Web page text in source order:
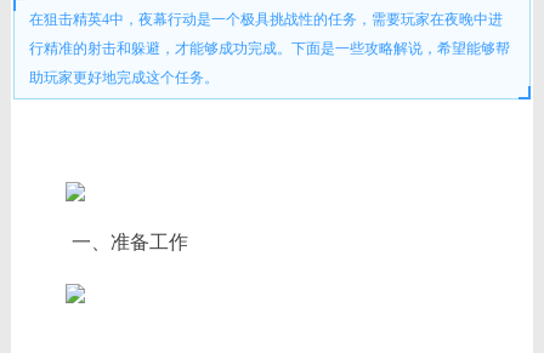
在狙击精英4中，夜幕行动是一个极具挑战性的任务，需要玩家在夜晚中进
行精准的射击和躲避，才能够成功完成。下面是一些攻略解说，希望能够帮
助玩家更好地完成这个任务。
一、准备工作